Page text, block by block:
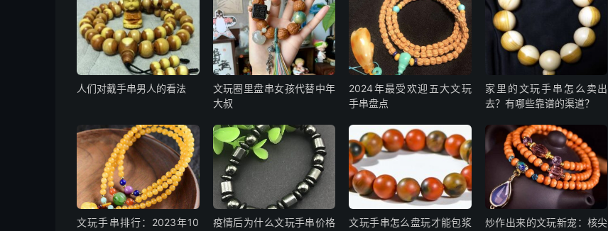
人们对戴手串男人的看法
文玩圈里盘串女孩代替中年
大叔
2024年最受欢迎五大文玩
手串盘点
家里的文玩手串怎么卖出
去？有哪些靠谱的渠道？
文玩手串排行：2023年10 疫情后为什么文玩手串价格 文玩手串怎么盘玩才能包浆 炒作出来的文玩新宠：核尖